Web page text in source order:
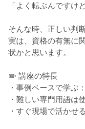
「よく転ぶんですけ
そんな時、正しい判
実は、資格の有無に
状かと思います。
✏️ 講座の特長
・事例ベースで学ぶ
・難しい専門用語は
・すぐ現場で活かせ